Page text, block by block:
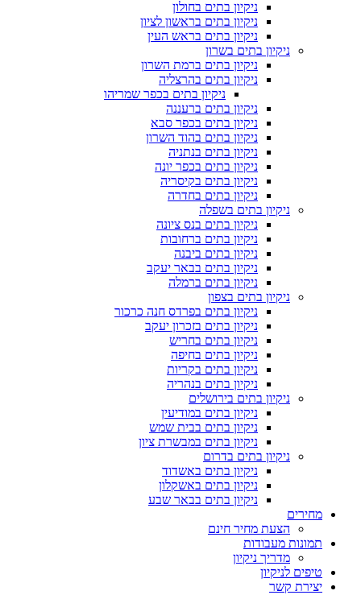
ניקיון בתים בחולון
ניקיון בתים בראשון לציון
ניקיון בתים בראש העין
ניקיון בתים בשרון
ניקיון בתים ברמת השרון
ניקיון בתים בהרצליה
ניקיון בתים בכפר שמריהו
ניקיון בתים ברעננה
ניקיון בתים בכפר סבא
ניקיון בתים בהוד השרון
ניקיון בתים בנתניה
ניקיון בתים בכפר יונה
ניקיון בתים בקיסריה
ניקיון בתים בחדרה
ניקיון בתים בשפלה
ניקיון בתים בנס ציונה
ניקיון בתים ברחובות
ניקיון בתים ביבנה
ניקיון בתים בבאר יעקב
ניקיון בתים ברמלה
ניקיון בתים בצפון
ניקיון בתים בפרדס חנה כרכור
ניקיון בתים בזכרון יעקב
ניקיון בתים בחריש
ניקיון בתים בחיפה
ניקיון בתים בקריות
ניקיון בתים בנהריה
ניקיון בתים בירושלים
ניקיון בתים במודיעין
ניקיון בתים בבית שמש
ניקיון בתים במבשרת ציון
ניקיון בתים בדרום
ניקיון בתים באשדוד
ניקיון בתים באשקלון
ניקיון בתים בבאר שבע
מחירים
הצעת מחיר חינם
תמונות מעבודות
מדריך ניקיון
טיפים לניקיון
יצירת קשר